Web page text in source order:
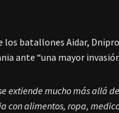
los batallones Aidar,
ante “una mayor
extiende mucho más allá
con alimentos, ropa,